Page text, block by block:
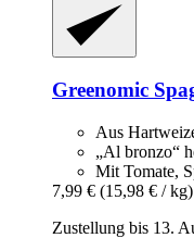
Greenomic
Aus
„Al bronzo“
Mit Tomate,
7,99 € (15,98 € / kg)
Zustellung bis 13.